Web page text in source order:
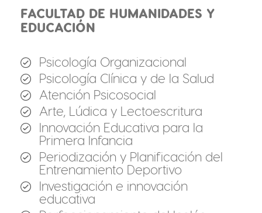
FACULTAD DE HUMANIDADES Y
EDUCACIÓN
Psicología Organizacional
Psicología Clínica y de la Salud
Atención Psicosocial
Arte, Lúdica y Lectoescritura
Innovación Educativa para la
Primera Infancia
Periodización y Planificación del
Entrenamiento Deportivo
Investigación e innovación
educativa